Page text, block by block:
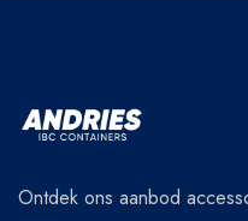
Ontdek ons aanbod